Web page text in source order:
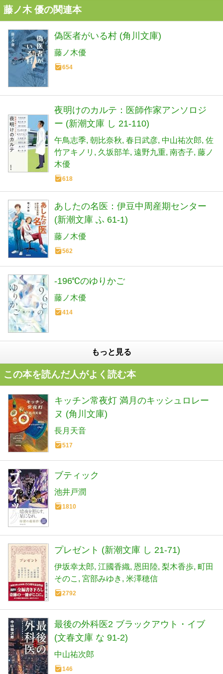
藤ノ木 優の関連本
偽医者がいる村 (角川文庫)
藤ノ木優
654
夜明けのカルテ：医師作家アンソロジ
ー (新潮文庫 し 21-110)
午鳥志季 朝比奈秋 春日武彦 中山祐次郎 佐
竹アキノリ
久坂部羊 遠野九重 南杏子 藤ノ
木優
618
あしたの名医：伊豆中周産期センター
(新潮文庫 ふ 61-1)
藤ノ木優
562
-196℃のゆりかご
藤ノ木優
414
もっと見る
この本を読んだ人がよく読む本
キッチン常夜灯 満月のキッシュロレー
ヌ (角川文庫)
長月天音
517
ブティック
池井戸潤
1810
プレゼント (新潮文庫 し 21-71)
伊坂幸太郎 江國香織 恩田陸 梨木香歩 町田
そのこ
宮部みゆき 米澤穂信
2792
最後の外科医2 ブラックアウト・イブ
(文春文庫 な 91-2)
中山祐次郎
146